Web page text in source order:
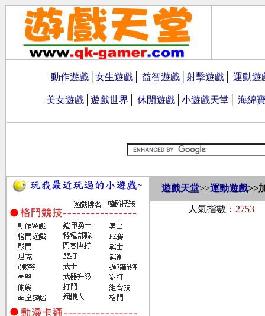
動作遊戲 女生遊戲 益智遊戲 射擊遊戲 運動遊
美女遊戲 遊戲世界 休閒遊戲 小遊戲天堂 海綿
遊戲天堂>>運動遊戲>>
人氣指數： 2753